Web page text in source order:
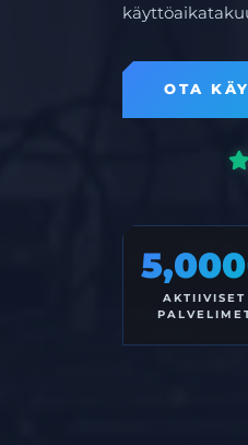
OTA
AKTIIVISET